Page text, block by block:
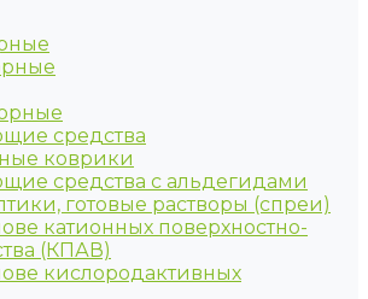
средства
коврики
средства с альдегидами
готовые растворы (спреи)
катионных поверхностно-
(КПАВ)
кислородактивных